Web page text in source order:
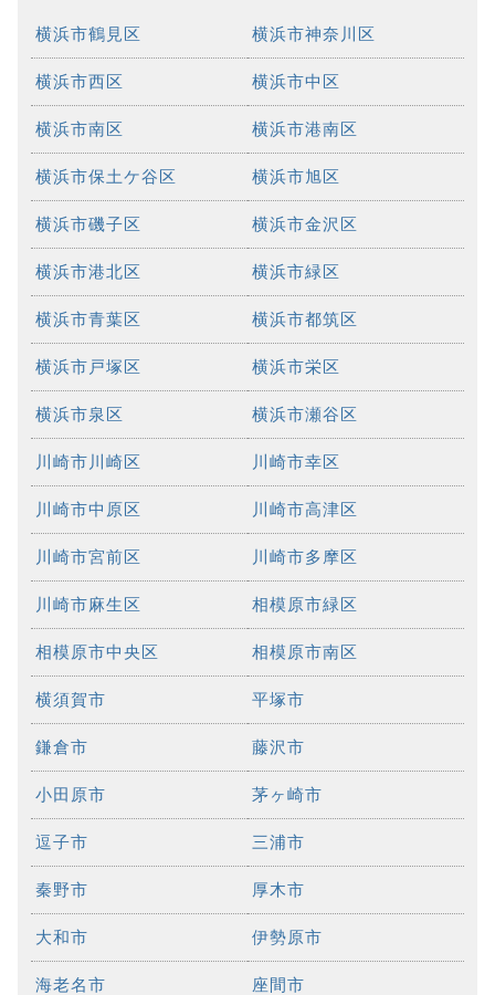
横浜市鶴見区 横浜市神奈川区
横浜市西区 横浜市中区
横浜市南区 横浜市港南区
横浜市保土ケ谷区 横浜市旭区
横浜市磯子区 横浜市金沢区
横浜市港北区 横浜市緑区
横浜市青葉区 横浜市都筑区
横浜市戸塚区 横浜市栄区
横浜市泉区 横浜市瀬谷区
川崎市川崎区 川崎市幸区
川崎市中原区 川崎市高津区
川崎市宮前区 川崎市多摩区
川崎市麻生区 相模原市緑区
相模原市中央区 相模原市南区
横須賀市 平塚市
鎌倉市 藤沢市
小田原市 茅ヶ崎市
逗子市 三浦市
秦野市 厚木市
大和市 伊勢原市
海老名市 座間市